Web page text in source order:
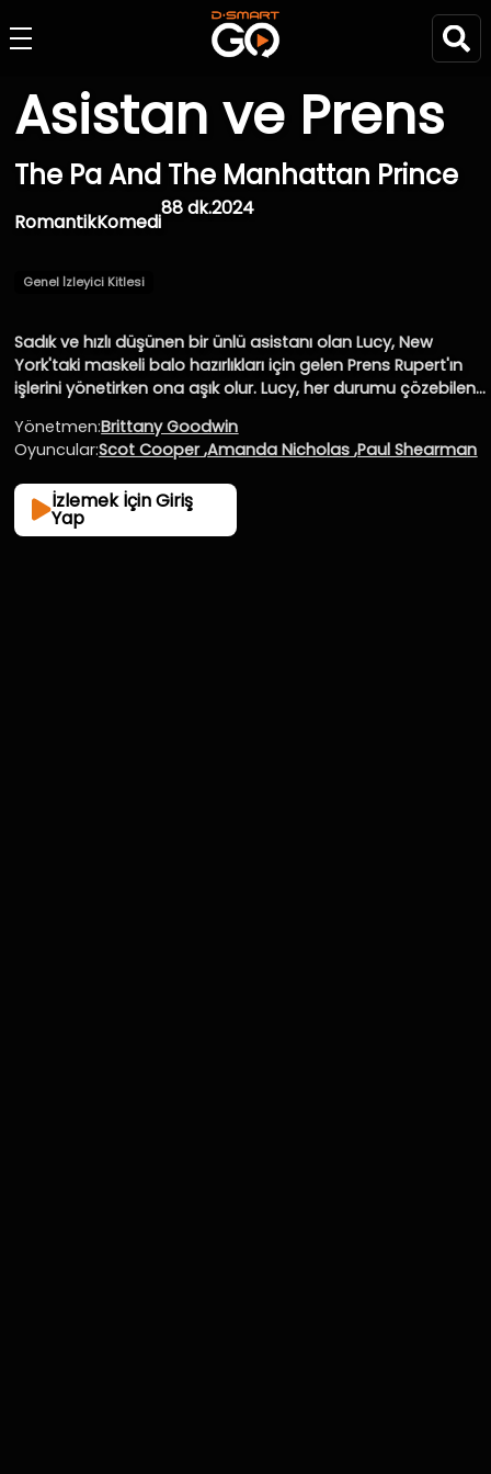
Asistan ve Prens
The Pa And The Manhattan Prince
RomantikKomedi
88 dk.2024
Genel İzleyici Kitlesi
Sadık ve hızlı düşünen bir ünlü asistanı olan Lucy, New
York'taki maskeli balo hazırlıkları için gelen Prens Rupert'ın
işlerini yönetirken ona aşık olur. Lucy, her durumu çözebilen
ikilinin arasında romantik bir bağ gelişir.
Yönetmen:Brittany Goodwin
Oyuncular:Scot Cooper ,Amanda Nicholas ,Paul Shearman
İzlemek İçin Giriş
Yap